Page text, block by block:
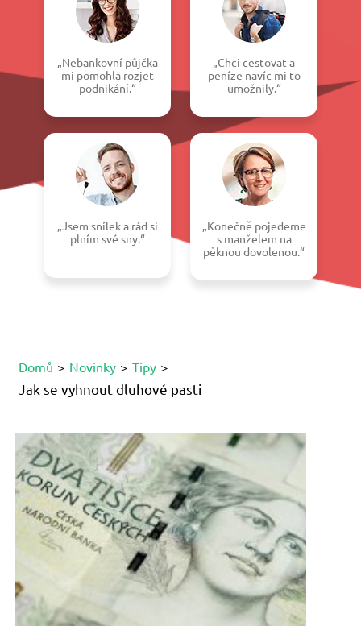
„Nebankovní půjčka
mi pomohla rozjet
podnikání.“
„Chci cestovat a
peníze navíc mi to
umožnily.“
„Jsem snílek a rád si
plním své sny.“
„Konečně pojedeme
s manželem na
pěknou dovolenou.“
Domů Novinky Tipy
Jak se vyhnout dluhové pasti